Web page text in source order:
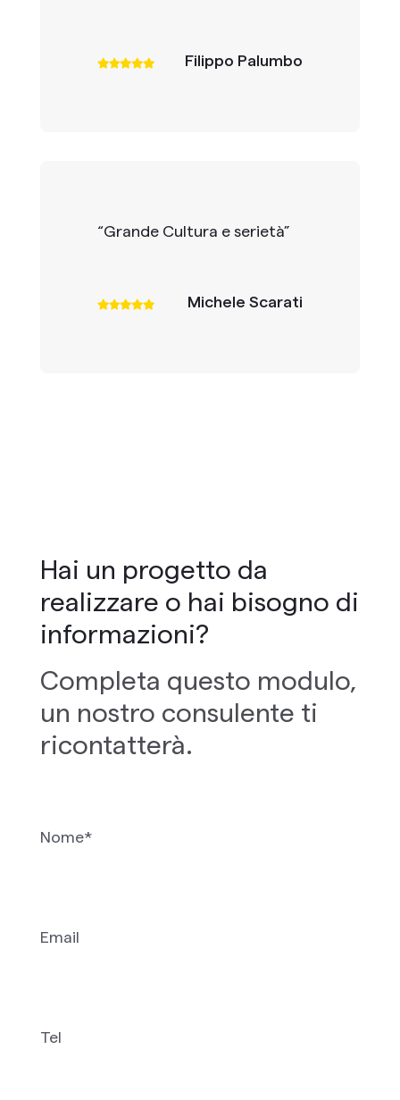
Filippo Palumbo
“Grande Cultura e serietà”
Michele Scarati
Hai un progetto da
realizzare o hai bisogno di
informazioni?
Completa questo modulo,
un nostro consulente ti
ricontatterà.
Nome*
Email
Tel